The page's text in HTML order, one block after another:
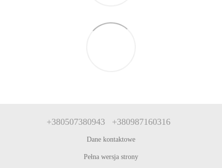
+380507380943 +380987160316
Dane kontaktowe
Pełna wersja strony